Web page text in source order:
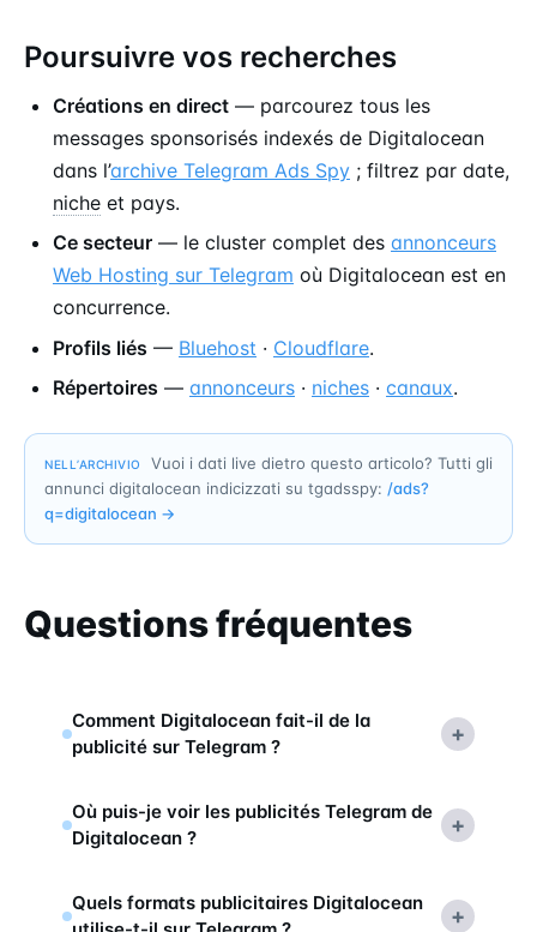
Poursuivre vos recherches
Créations en direct — parcourez tous les
messages sponsorisés indexés de Digitalocean
dans l’archive Telegram Ads Spy ; filtrez par date,
niche et pays.
Ce secteur — le cluster complet des annonceurs
Web Hosting sur Telegram où Digitalocean est en
concurrence.
Profils liés — Bluehost · Cloudflare.
Répertoires — annonceurs · niches · canaux.
NELL’ARCHIVIO
Vuoi i dati live dietro questo articolo? Tutti gli
annunci digitalocean indicizzati su tgadsspy: /ads?
q=digitalocean →
Questions fréquentes
Comment Digitalocean fait-il de la
publicité sur Telegram ?
+
Où puis-je voir les publicités Telegram de
Digitalocean ?
+
Quels formats publicitaires Digitalocean
+